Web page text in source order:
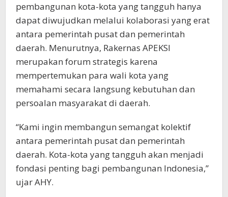
pembangunan kota-kota yang tangguh hanya
dapat diwujudkan melalui kolaborasi yang erat
antara pemerintah pusat dan pemerintah
daerah. Menurutnya, Rakernas APEKSI
merupakan forum strategis karena
mempertemukan para wali kota yang
memahami secara langsung kebutuhan dan
persoalan masyarakat di daerah.
“Kami ingin membangun semangat kolektif
antara pemerintah pusat dan pemerintah
daerah. Kota-kota yang tangguh akan menjadi
fondasi penting bagi pembangunan Indonesia,”
ujar AHY.